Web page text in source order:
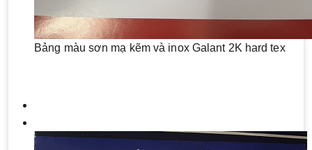
Bảng màu sơn mạ kẽm và inox Galant 2K hard tex